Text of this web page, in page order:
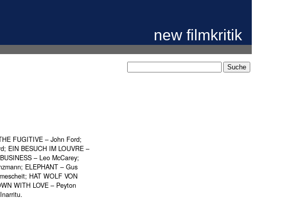
new filmkritik
FUGITIVE – John Ford;
EIN BESUCH IM LOUVRE –
– Leo McCarey;
ELEPHANT – Gus
HAT WOLF VON
WITH LOVE – Peyton